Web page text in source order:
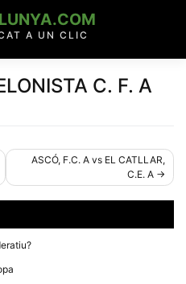
A UN CLIC
C. F. A
ASCÓ, F.C. A vs EL CATLLAR,
C.E. A